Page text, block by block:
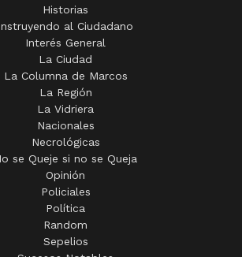
Historias
al Ciudadano
Interés General
La Ciudad
La Columna de Marcos
La Región
La Vidriera
Nacionales
Necrológicas
se Queje si no se Queja
Opinión
Policiales
Política
Random
Sepelios